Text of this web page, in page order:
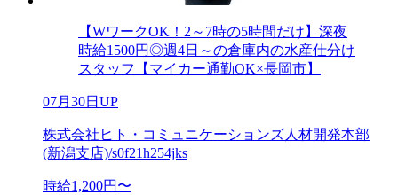
【WワークOK！2～7時の5時間だけ】深夜
時給1500円◎週4日～の倉庫内の水産仕分け
スタッフ【マイカー通勤OK×長岡市】
07月30日UP
株式会社ヒト・コミュニケーションズ人材開発本部
(新潟支店)/s0f21h254jks
時給1,200円〜